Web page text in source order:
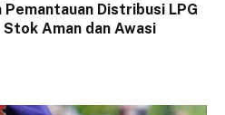
Distribusi LPG
Aman dan Awasi